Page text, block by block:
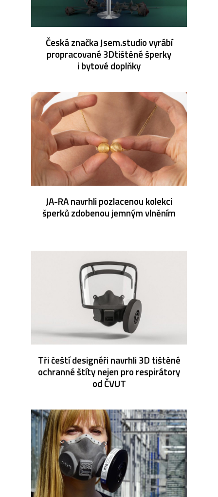
Česká značka Jsem.studio vyrábí
propracované 3Dtištěné šperky
i bytové doplňky
JA-RA navrhli pozlacenou kolekci
šperků zdobenou jemným vlněním
Tři čeští designéři navrhli 3D tištěné
ochranné štíty nejen pro respirátory
od ČVUT